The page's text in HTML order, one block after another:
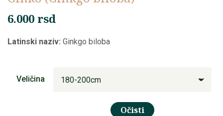
6.000 rsd
Latinski naziv: Ginkgo biloba
Veličina
Očisti